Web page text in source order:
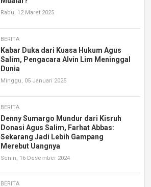
Rabu, 12 Maret 2025
BERITA
Kabar Duka dari Kuasa Hukum Agus
Salim, Pengacara Alvin Lim Meninggal
Dunia
Minggu, 05 Januari 2025
BERITA
Denny Sumargo Mundur dari Kisruh
Donasi Agus Salim, Farhat Abbas:
Sekarang Jadi Lebih Gampang
Merebut Uangnya
Senin, 16 Desember 2024
BERITA